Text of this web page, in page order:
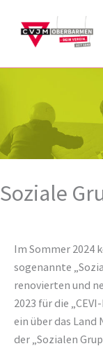
Inhalt
springen
Soziale
Im Sommer 2024
sogenannte
renovierten und
2023 für die
ein über das
der „Sozialen